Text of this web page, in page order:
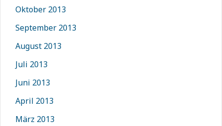
Oktober 2013
September 2013
August 2013
Juli 2013
Juni 2013
April 2013
März 2013